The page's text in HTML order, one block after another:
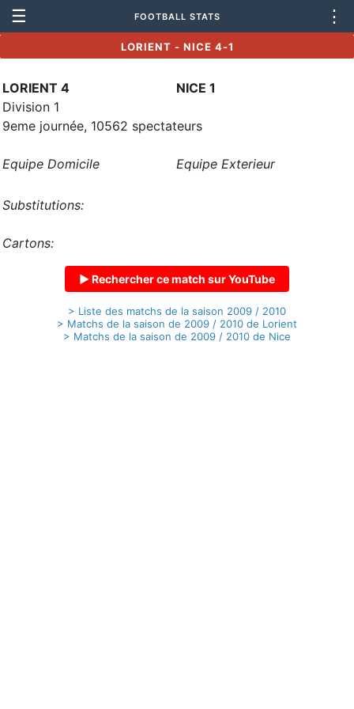
☰ FOOTBALL STATS ⋮
LORIENT - NICE 4-1
LORIENT 4
NICE 1
Division 1
9eme journée, 10562 spectateurs
Equipe Domicile Equipe Exterieur
Substitutions:
Cartons:
▶ Rechercher ce match sur YouTube
> Liste des matchs de la saison 2009 / 2010
> Matchs de la saison de 2009 / 2010 de Lorient
> Matchs de la saison de 2009 / 2010 de Nice